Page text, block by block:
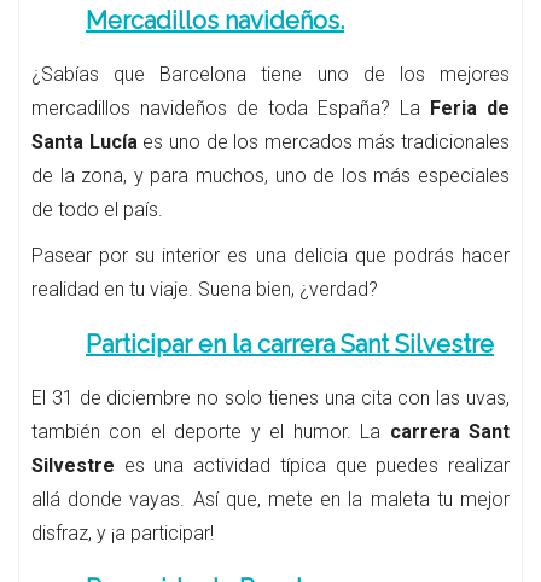
Mercadillos navideños.
¿Sabías que Barcelona tiene uno de los mejores
mercadillos navideños de toda España? La Feria de
Santa Lucíaes uno de los mercados más tradicionales
de la zona, y para muchos, uno de los más especiales
de todo el país.
Pasear por su interior es una delicia que podrás hacer
realidad en tu viaje. Suena bien, ¿verdad?
Participar en la carrera Sant Silvestre
El 31 de diciembre no solo tienes una cita con las uvas,
también con el deporte y el humor. La carrera Sant
Silvestre es una actividad típica que puedes realizar
allá donde vayas. Así que, mete en la maleta tu mejor
disfraz, y ¡a participar!